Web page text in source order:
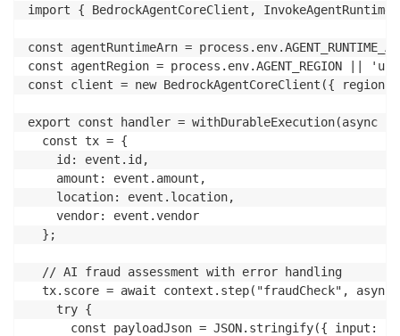
import { BedrockAgentCoreClient,
const agentRuntimeArn =
const agentRegion = process.env.AGENT_REGION ||
const client = new BedrockAgentCoreClient({ region:
export const handler = withDurableExecution(async
  const tx = {
    id: event.id,
    amount: event.amount,
    location: event.location,
    vendor: event.vendor
  };
  // AI fraud assessment with error handling
tx.score = await context.step("fraudCheck", async
    try {
const payloadJson = JSON.stringify({ input: {